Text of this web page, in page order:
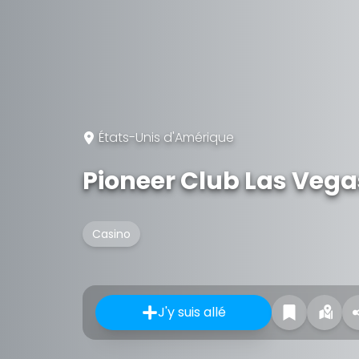
États-Unis d'Amérique
Pioneer Club Las
Casino
J'y suis allé